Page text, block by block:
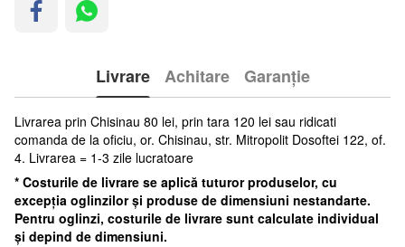
Livrare Achitare Garanție
Livrarea prin Chisinau 80 lei, prin tara 120 lei sau ridicati
comanda de la oficiu, or. Chisinau, str. Mitropolit Dosoftei 122, of.
4. Livrarea = 1-3 zile lucratoare
* Costurile de livrare se aplică tuturor produselor, cu
excepția oglinzilor și produse de dimensiuni nestandarte.
Pentru oglinzi, costurile de livrare sunt calculate individual
și depind de dimensiuni.